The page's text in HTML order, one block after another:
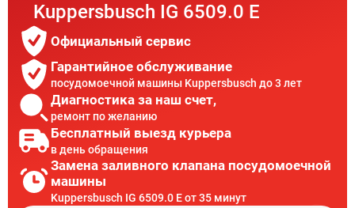
Kuppersbusch IG 6509.0 E
Официальный сервис
Гарантийное обслуживание
посудомоечной машины Kuppersbusch до 3 лет
Диагностика за наш счет,
ремонт по желанию
Бесплатный выезд курьера
в день обращения
Замена заливного клапана посудомоечной
машины
Kuppersbusch IG 6509.0 E от 35 минут